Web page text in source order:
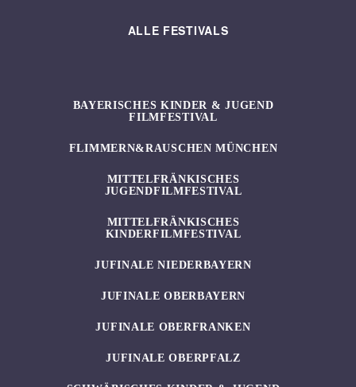
ALLE FESTIVALS
BAYERISCHES KINDER & JUGEND
FILMFESTIVAL
FLIMMERN&RAUSCHEN MÜNCHEN
MITTELFRÄNKISCHES
JUGENDFILMFESTIVAL
MITTELFRÄNKISCHES
KINDERFILMFESTIVAL
JUFINALE NIEDERBAYERN
JUFINALE OBERBAYERN
JUFINALE OBERFRANKEN
JUFINALE OBERPFALZ